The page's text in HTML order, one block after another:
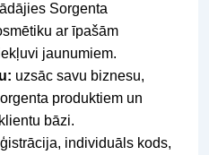
Sorgenta
ar īpašām
jaunumiem.
uzsāc savu biznesu,
produktiem un
bāzi.
individuāls kods,